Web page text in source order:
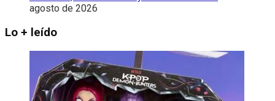
agosto de 2026
Lo + leído